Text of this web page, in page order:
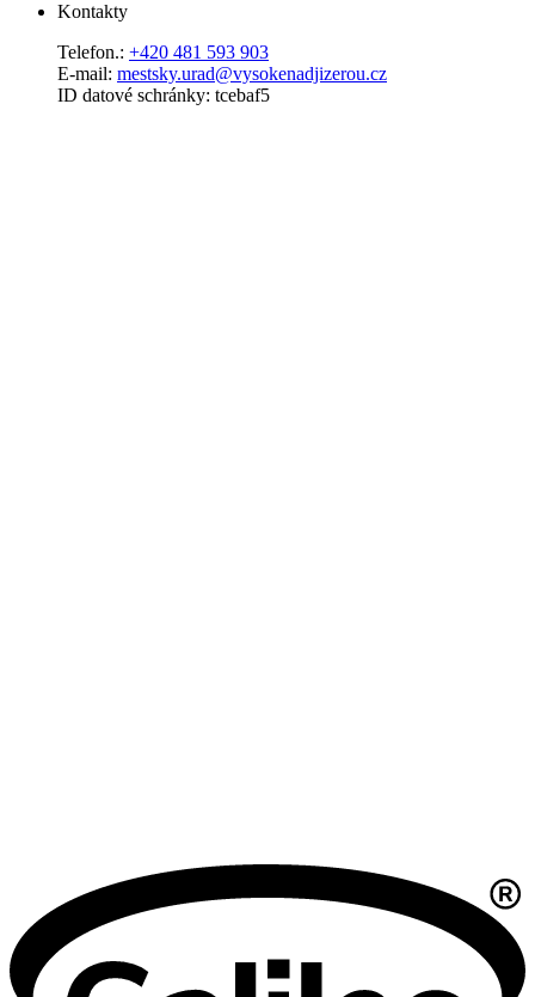
Kontakty
Telefon.: +420 481 593 903
E-mail: mestsky.urad@vysokenadjizerou.cz
ID datové schránky: tcebaf5